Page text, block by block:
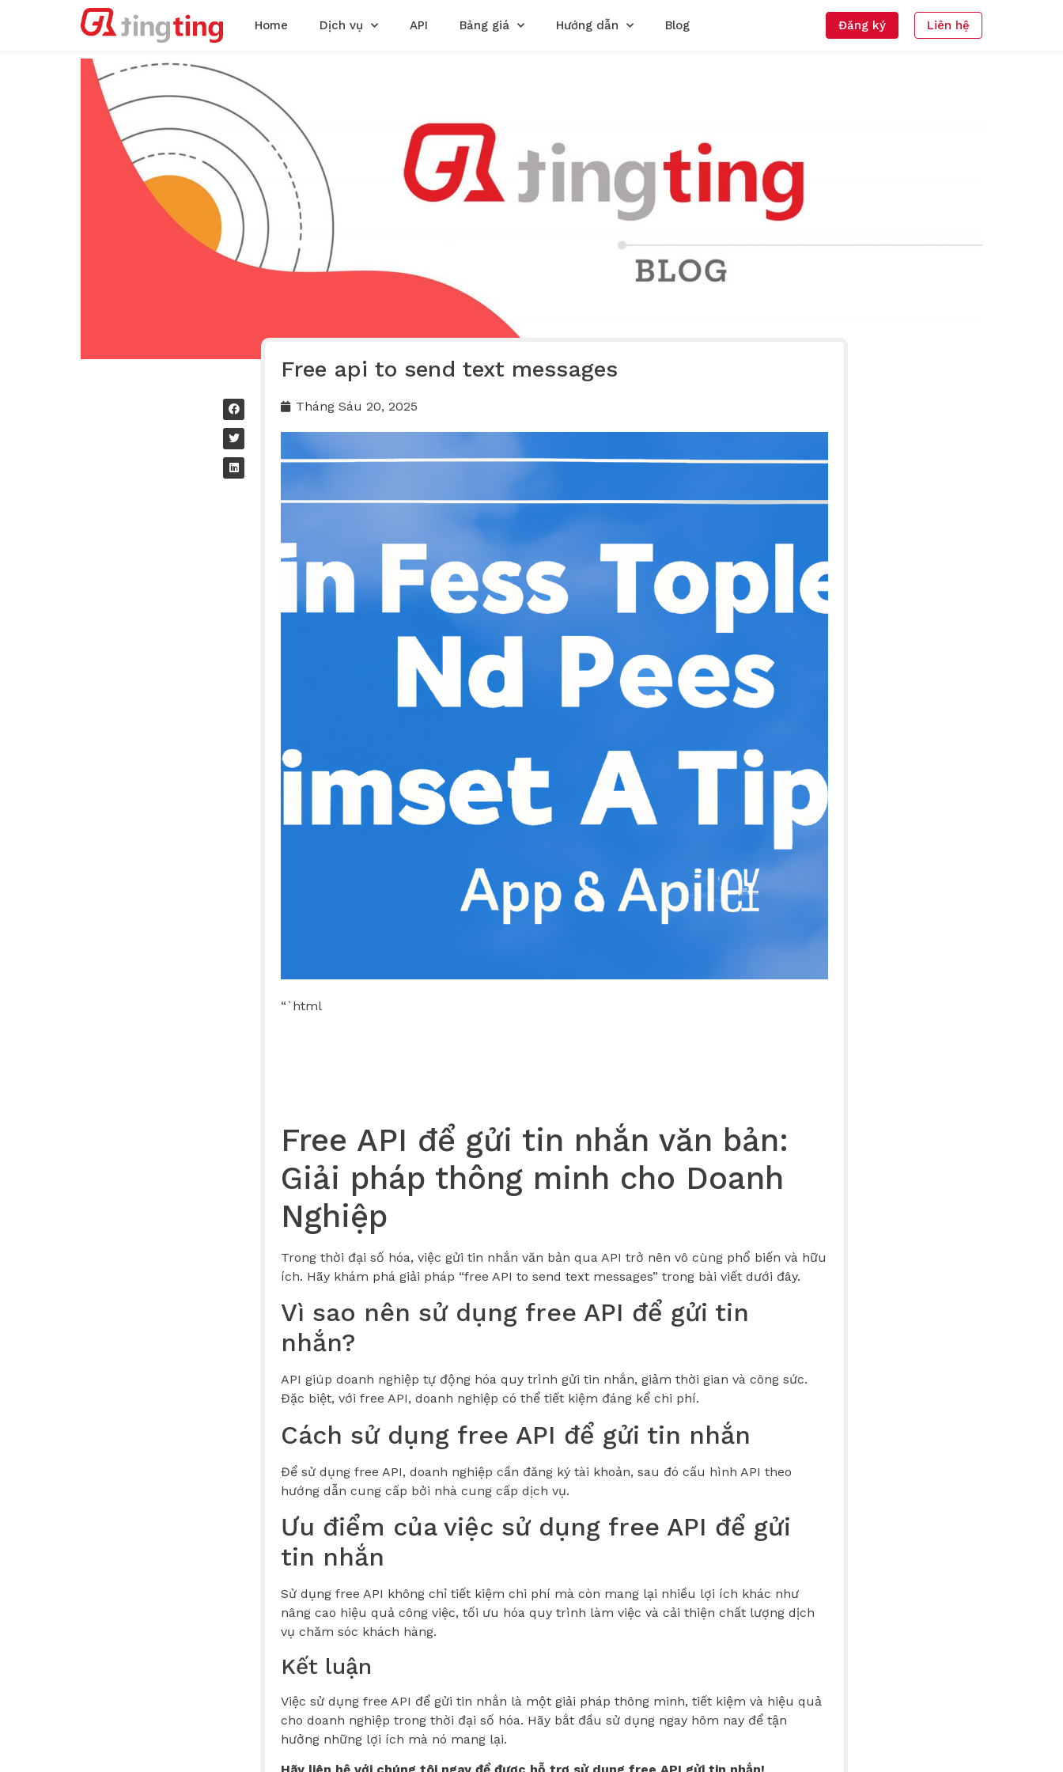
Home Dịch vụ API Bảng giá Hướng dẫn Blog Đăng ký Liên hệ
Free api to send text messages
Tháng Sáu 20, 2025
“`html
Free API để gửi tin nhắn văn bản:
Giải pháp thông minh cho Doanh
Nghiệp
Trong thời đại số hóa, việc gửi tin nhắn văn bản qua API trở nên vô cùng phổ biến và hữu
ích. Hãy khám phá giải pháp “free API to send text messages” trong bài viết dưới đây.
Vì sao nên sử dụng free API để gửi tin
nhắn?
API giúp doanh nghiệp tự động hóa quy trình gửi tin nhắn, giảm thời gian và công sức.
Đặc biệt, với free API, doanh nghiệp có thể tiết kiệm đáng kể chi phí.
Cách sử dụng free API để gửi tin nhắn
Để sử dụng free API, doanh nghiệp cần đăng ký tài khoản, sau đó cấu hình API theo
hướng dẫn cung cấp bởi nhà cung cấp dịch vụ.
Ưu điểm của việc sử dụng free API để gửi
tin nhắn
Sử dụng free API không chỉ tiết kiệm chi phí mà còn mang lại nhiều lợi ích khác như
nâng cao hiệu quả công việc, tối ưu hóa quy trình làm việc và cải thiện chất lượng dịch
vụ chăm sóc khách hàng.
Kết luận
Việc sử dụng free API để gửi tin nhắn là một giải pháp thông minh, tiết kiệm và hiệu quả
cho doanh nghiệp trong thời đại số hóa. Hãy bắt đầu sử dụng ngay hôm nay để tận
hưởng những lợi ích mà nó mang lại.